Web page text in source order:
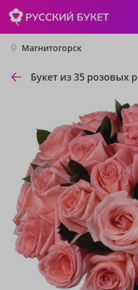
Магнитогорск
Букет из 35 розовых